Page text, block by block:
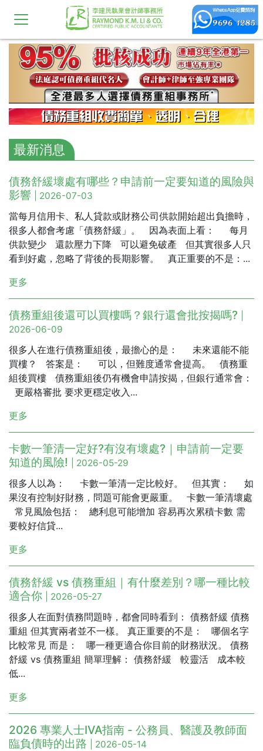
最新消息
債務舒緩壞處有哪些？申請前一定要知道的風險與
影響
| 2026-07-03
當每月信用卡、私人貸款或財務公司供款開始超出負擔時，
很多人都會考慮「債務舒緩」。 因為表面上看： 每月
供款變少 還款壓力下降 可以避免破產 但其實很多人只
看到好處，忽略了背後的長期影響。 真正重要的不是：...
更多
債務重組後還可以買樓嗎？銀行還會批按揭嗎?
2026-06-09
很多人在進行債務重組後，最擔心的是： 未來還能不能
買樓？ 答案是： 可以，但難度通常會提高。 債務重
組後買樓 債務重組後仍有機會申請按揭，但銀行通常會：
更嚴格審批 要求更穩定收入...
更多
卡數一筆清一定好?有沒有壞處?｜申請前一定要
知道的風險!
| 2026-05-29
很多人以為： 卡數一筆清一定比較好。 但其實： 如
果沒有控制好財務，問題可能會更嚴重。 卡數一筆清壞處
常見風險包括： 總利息可能增加 容易再次累積卡數 需
要較好信貸...
更多
債務舒緩 vs 債務重組｜有什麼差別？哪一種比較
適合你
| 2026-05-27
很多人在面對債務問題時，都會同時看到： 債務舒緩 債務
重組 但其實兩者並不一樣。 真正重要的不是： 哪個名字
比較常見 而是： 哪一種更適合你目前的財務狀況。 債務
舒緩 vs 債務重組 簡單理解： 債務舒緩 較靈活 成本較
低...
更多
2026 專業人士IVA指南 - 公務員、醫護及教師面
臨負債時的出路
| 2026-05-14